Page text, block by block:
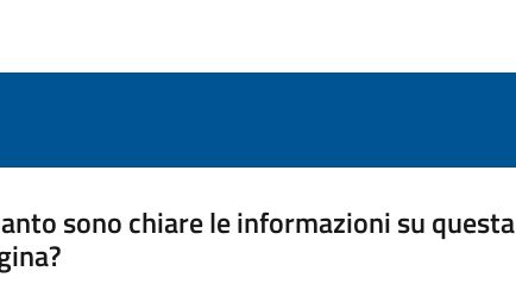
sono chiare le informazioni su questa